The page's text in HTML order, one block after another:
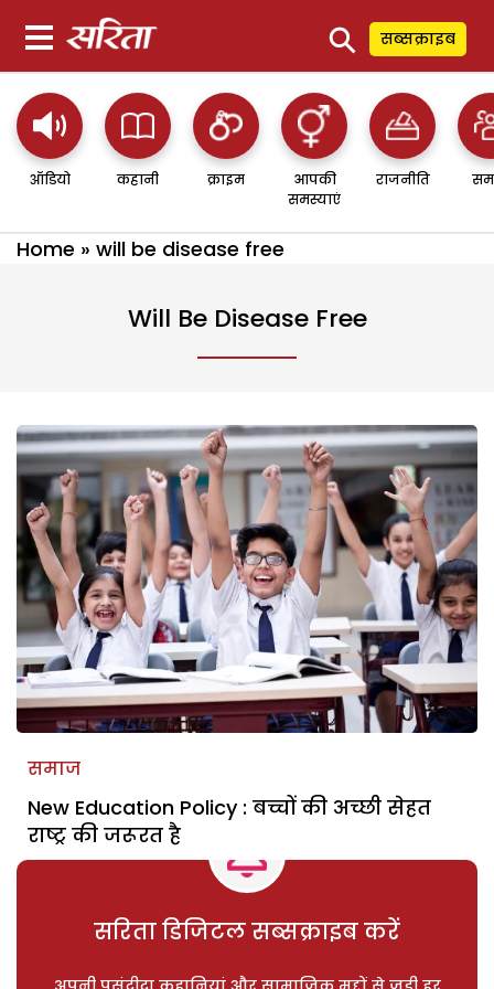
⚲ सब्सक्राइब
ऑडियो कहानी क्राइम
आपकी
समस्याएं
राजनीति
Home » will be disease free
Will Be Disease Free
समाज
New Education Policy : बच्चों की अच्छी सेहत
राष्ट्र की जरूरत है
सरिता डिजिटल सब्सक्राइब करें